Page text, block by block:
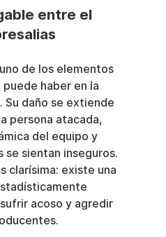
entre el
de los elementos
haber en la
Su daño se extiende
persona atacada,
del equipo y
se sientan inseguros.
clarísima: existe una
acoso y agredir